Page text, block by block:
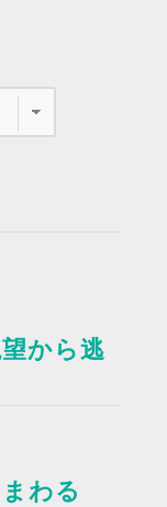
から逃
わる